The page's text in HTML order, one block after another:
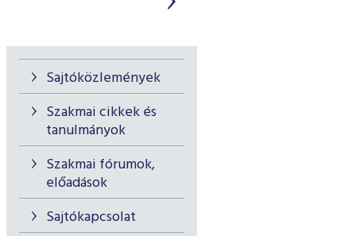
Sajtóközlemények
Szakmai cikkek és
tanulmányok
Szakmai fórumok,
előadások
Sajtókapcsolat